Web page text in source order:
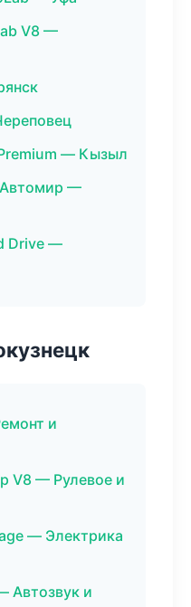
V8 —
— Кызыл
Автомир —
Drive —
и
V8 — Рулевое и
— Электрика
Автозвук и